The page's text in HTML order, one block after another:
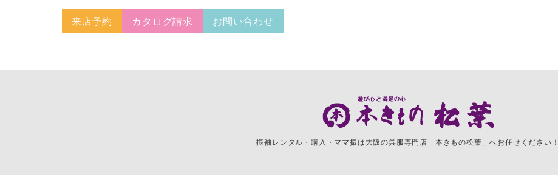
来店予約 カタログ請求 お問い合わせ
振袖レンタル・購入・ママ振は大阪の呉服専門店「本きもの松葉」へお任せください！